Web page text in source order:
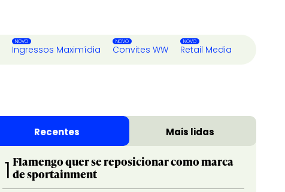
Ingressos Maximídia Convites WW Retail Media
Recentes Mais lidas
1 Flamengo quer se reposicionar como marca
de sportainment